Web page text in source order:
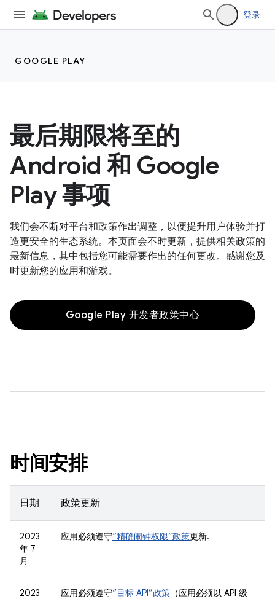
登录
GOOGLE PLAY
最后期限将至的
Android 和 Google
Play 事项
我们会不断对平台和政策作出调整，以便提升用户体验并打
造更安全的生态系统。本页面会不时更新，提供相关政策的
最新信息，其中包括您可能需要作出的任何更改。感谢您及
时更新您的应用和游戏。
Google Play 开发者政策中心
时间安排
日期 政策更新
2023
年 7
月
应用必须遵守“精确闹钟权限”政策更新.
2023
应用必须遵守“目标 API”政策 （应用必须以 API 级